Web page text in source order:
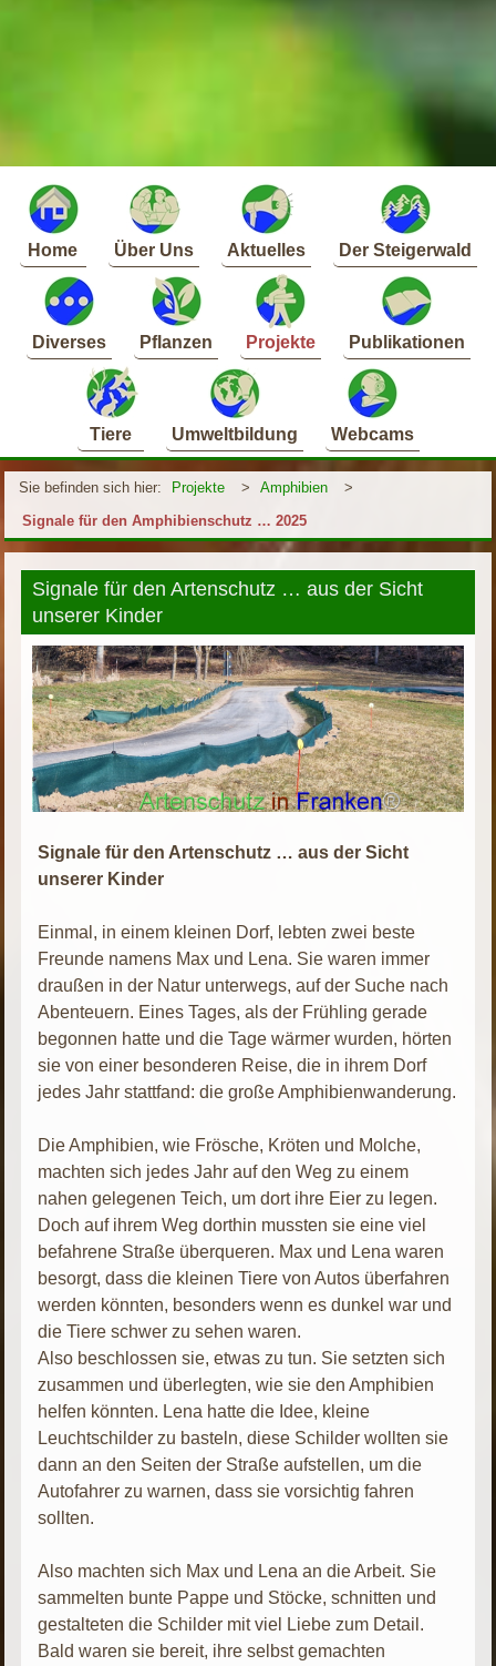
Home Über Uns Aktuelles Der Steigerwald
Diverses Pflanzen Projekte Publikationen
Tiere Umweltbildung Webcams
Sie befinden sich hier: Projekte > Amphibien
>
Signale für den Amphibienschutz … 2025
Signale für den Artenschutz … aus der Sicht
unserer Kinder
Signale für den Artenschutz … aus der Sicht
unserer Kinder
Einmal, in einem kleinen Dorf, lebten zwei beste
Freunde namens Max und Lena. Sie waren immer
draußen in der Natur unterwegs, auf der Suche nach
Abenteuern. Eines Tages, als der Frühling gerade
begonnen hatte und die Tage wärmer wurden, hörten
sie von einer besonderen Reise, die in ihrem Dorf
jedes Jahr stattfand: die große Amphibienwanderung.
Die Amphibien, wie Frösche, Kröten und Molche,
machten sich jedes Jahr auf den Weg zu einem
nahen gelegenen Teich, um dort ihre Eier zu legen.
Doch auf ihrem Weg dorthin mussten sie eine viel
befahrene Straße überqueren. Max und Lena waren
besorgt, dass die kleinen Tiere von Autos überfahren
werden könnten, besonders wenn es dunkel war und
die Tiere schwer zu sehen waren.
Also beschlossen sie, etwas zu tun. Sie setzten sich
zusammen und überlegten, wie sie den Amphibien
helfen könnten. Lena hatte die Idee, kleine
Leuchtschilder zu basteln, diese Schilder wollten sie
dann an den Seiten der Straße aufstellen, um die
Autofahrer zu warnen, dass sie vorsichtig fahren
sollten.
Also machten sich Max und Lena an die Arbeit. Sie
sammelten bunte Pappe und Stöcke, schnitten und
gestalteten die Schilder mit viel Liebe zum Detail.
Bald waren sie bereit, ihre selbst gemachten